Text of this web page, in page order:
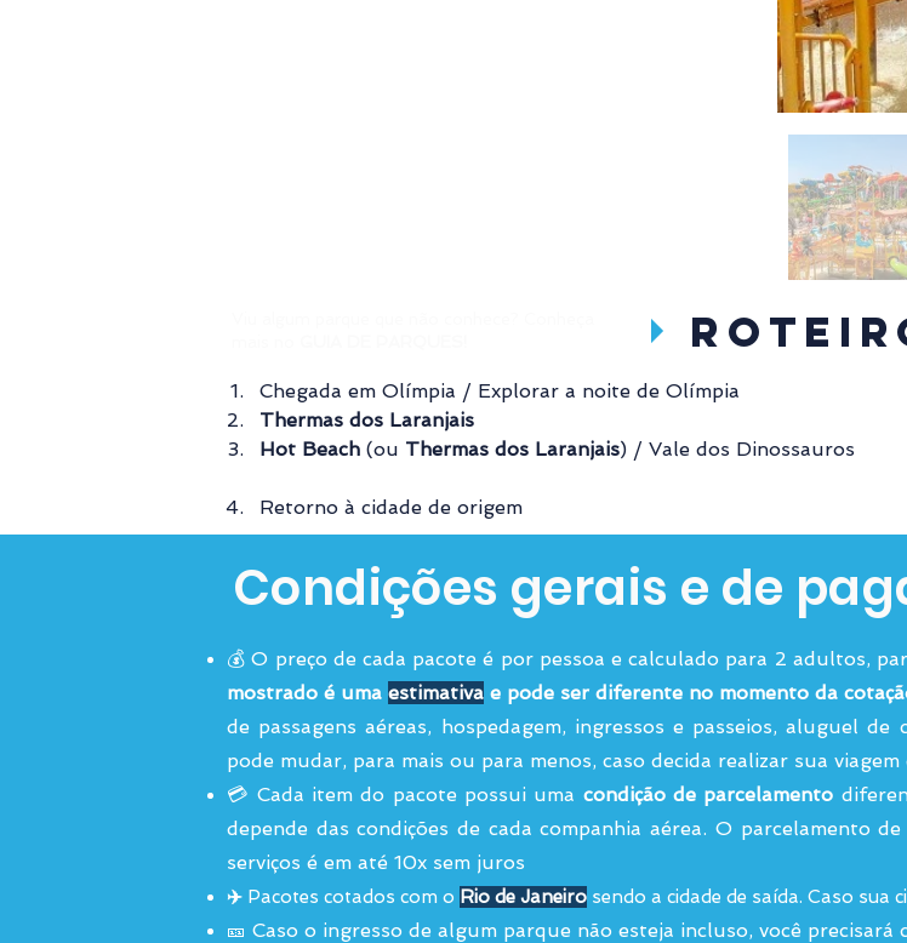
Chegada em Olímpia / Explorar a noite de Olímpia
Thermas dos Laranjais
Hot Beach (ou Thermas dos Laranjais) / Vale dos Dinossauros
Retorno à cidade de origem
Condições gerais e de
💰 O preço de cada pacote é por pessoa e calculado para 2 adultos,
mostrado é uma estimativa e pode ser diferente no momento da
de passagens aéreas, hospedagem, ingressos e passeios, aluguel
pode mudar, para mais ou para menos, caso decida realizar sua
💳 Cada item do pacote possui uma condição de parcelamento
depende das condições de cada companhia aérea. O parcelamento
serviços é em até 10x sem juros
✈️ Pacotes cotados com o Rio de Janeiro sendo a cidade de saída. Caso sua
🎫 Caso o ingresso de algum parque não esteja incluso, você